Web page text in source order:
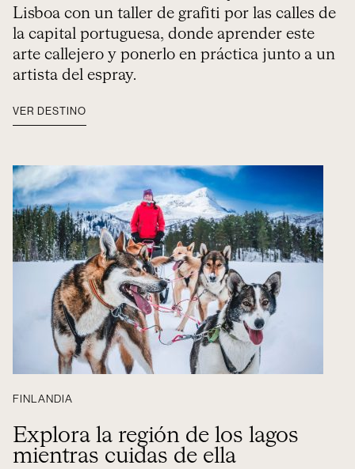
Lisboa con un taller de grafiti por las calles de
la capital portuguesa, donde aprender este
arte callejero y ponerlo en práctica junto a un
artista del espray.
VER DESTINO
FINLANDIA
Explora la región de los lagos
mientras cuidas de ella